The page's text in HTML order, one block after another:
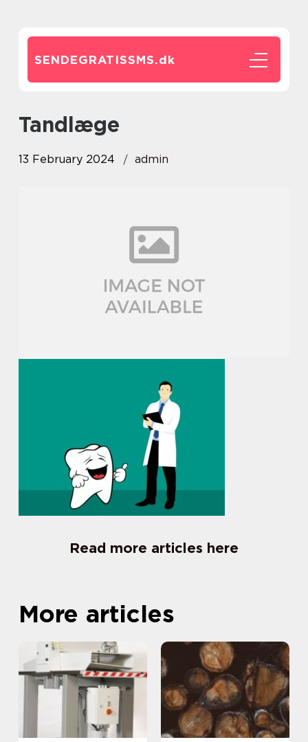
SENDEGRATISSMS.dk
tandlæge
13 February 2024 admin
Read more articles here
More articles